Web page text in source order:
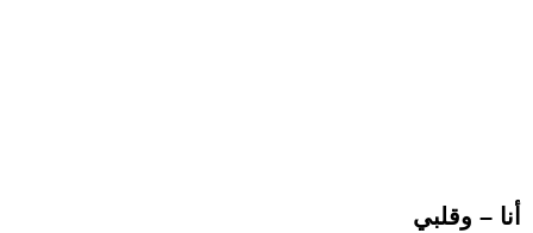
أنا – وقلبي